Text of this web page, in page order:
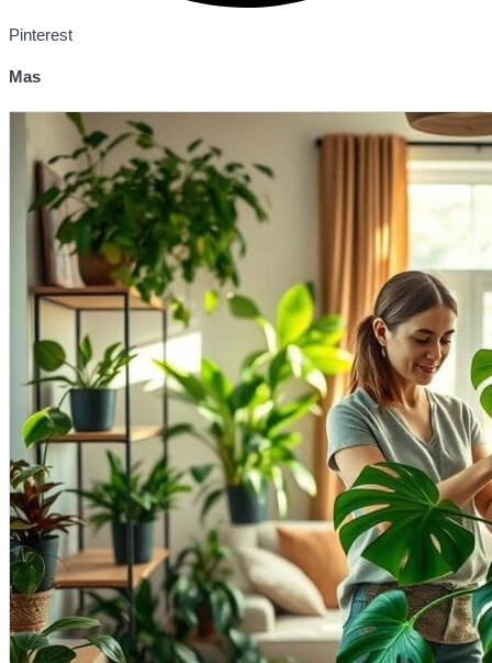
Pinterest
Mas